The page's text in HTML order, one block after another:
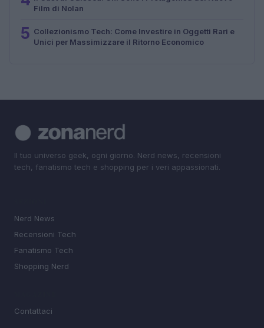
Film di Nolan
5 Collezionismo Tech: Come Investire in Oggetti Rari e
Unici per Massimizzare il Ritorno Economico
Il tuo universo geek, ogni giorno. Nerd news, recensioni
tech, fanatismo tech e shopping per i veri appassionati.
Nerd News
Recensioni Tech
Fanatismo Tech
Shopping Nerd
Contattaci